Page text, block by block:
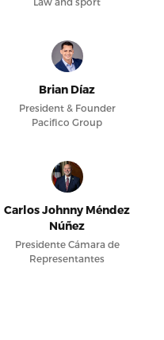
Brian Díaz
President & Founder
Pacifico Group
Carlos Johnny Méndez
Núñez
Presidente Cámara de
Representantes